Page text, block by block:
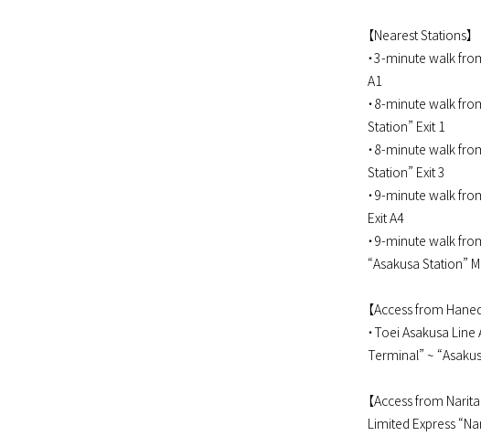
【Nearest Stations】
・3-minute walk
A1
・8-minute walk
Station” Exit 1
・8-minute walk
Station” Exit 3
・9-minute walk
Exit A4
・9-minute walk
“Asakusa Station”
【Access from
・Toei Asakusa
Terminal” ~
【Access from
Limited Express